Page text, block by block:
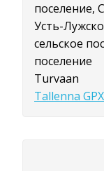
поселение,
Усть-
сельское
поселение
Turvaan
Tallenna